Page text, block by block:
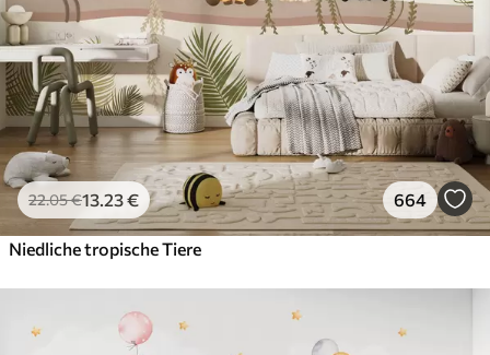
22.05€13.23€ 664
Niedliche tropische Tiere